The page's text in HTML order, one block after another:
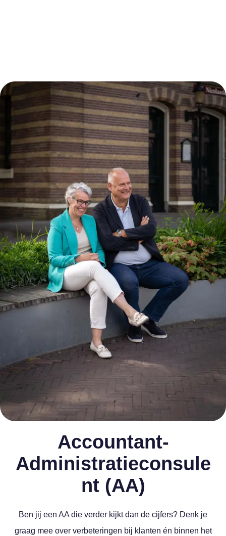
Accountant-
Administratieconsule
nt (AA)
Ben jij een AA die verder kijkt dan de cijfers? Denk je
graag mee over verbeteringen bij klanten én binnen het